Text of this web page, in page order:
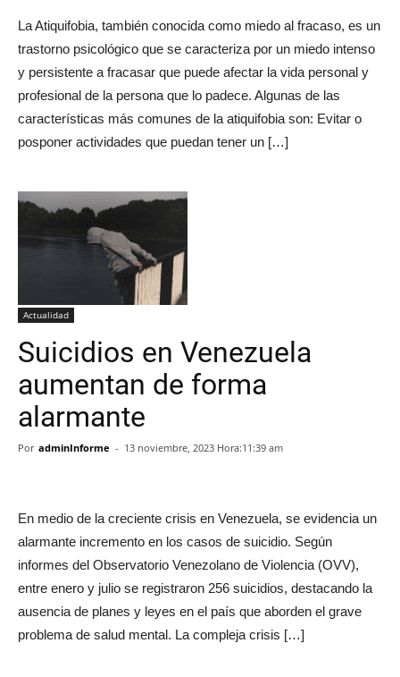
La Atiquifobia, también conocida como miedo al fracaso, es un
trastorno psicológico que se caracteriza por un miedo intenso
y persistente a fracasar que puede afectar la vida personal y
profesional de la persona que lo padece. Algunas de las
características más comunes de la atiquifobia son: Evitar o
posponer actividades que puedan tener un […]
Actualidad
Suicidios en Venezuela
aumentan de forma
alarmante
Por adminInforme - 13 noviembre, 2023 Hora:11:39 am
En medio de la creciente crisis en Venezuela, se evidencia un
alarmante incremento en los casos de suicidio. Según
informes del Observatorio Venezolano de Violencia (OVV),
entre enero y julio se registraron 256 suicidios, destacando la
ausencia de planes y leyes en el país que aborden el grave
problema de salud mental. La compleja crisis […]